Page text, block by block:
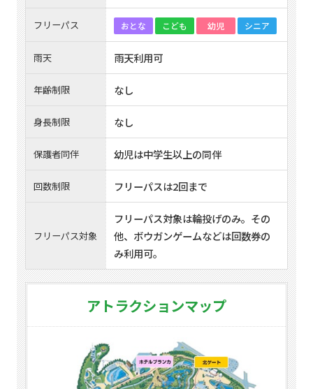
フリーパス おとな こども 幼児 シニア
雨天 雨天利用可
年齢制限 なし
身長制限 なし
保護者同伴 幼児は中学生以上の同伴
回数制限 フリーパスは2回まで
フリーパス対象
フリーパス対象は輪投げのみ。その
他、ボウガンゲームなどは回数券の
み利用可。
アトラクションマップ